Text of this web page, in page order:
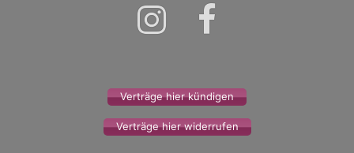
Instagram
Verträge hier kündigen
Verträge hier widerrufen